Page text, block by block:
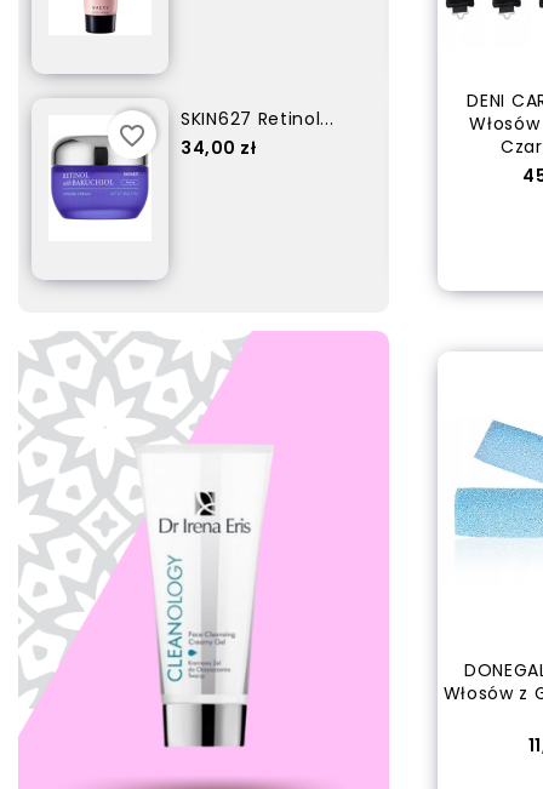
favorite_border
3W CLINIC Collagen
-...
favorite_border
DENI
Włosów z